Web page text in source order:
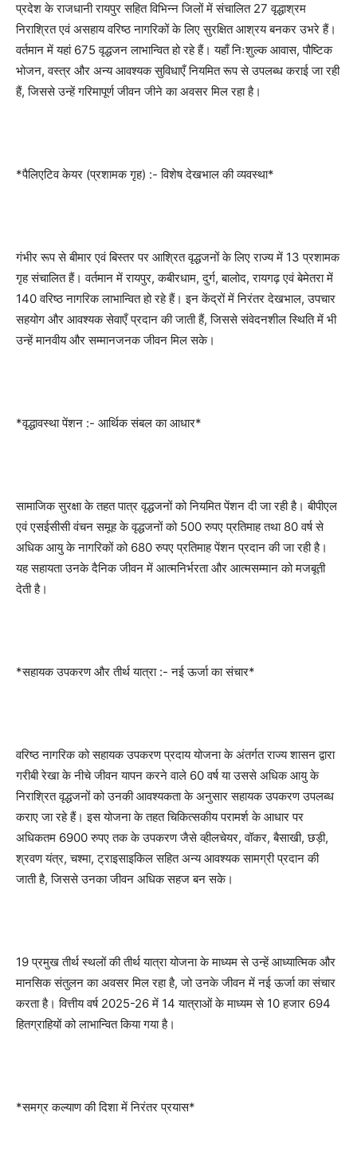
प्रदेश के राजधानी रायपुर सहित विभिन्न जिलों में संचालित 27 वृद्धाश्रम
निराश्रित एवं असहाय वरिष्ठ नागरिकों के लिए सुरक्षित आश्रय बनकर उभरे हैं।
वर्तमान में यहां 675 वृद्धजन लाभान्वित हो रहे हैं। यहाँ निःशुल्क आवास, पौष्टिक
भोजन, वस्त्र और अन्य आवश्यक सुविधाएँ नियमित रूप से उपलब्ध कराई जा रही
हैं, जिससे उन्हें गरिमापूर्ण जीवन जीने का अवसर मिल रहा है।
*पैलिएटिव केयर (प्रशामक गृह) :- विशेष देखभाल की व्यवस्था*
गंभीर रूप से बीमार एवं बिस्तर पर आश्रित वृद्धजनों के लिए राज्य में 13 प्रशामक
गृह संचालित हैं। वर्तमान में रायपुर, कबीरधाम, दुर्ग, बालोद, रायगढ़ एवं बेमेतरा में
140 वरिष्ठ नागरिक लाभान्वित हो रहे हैं। इन केंद्रों में निरंतर देखभाल, उपचार
सहयोग और आवश्यक सेवाएँ प्रदान की जाती हैं, जिससे संवेदनशील स्थिति में भी
उन्हें मानवीय और सम्मानजनक जीवन मिल सके।
*वृद्धावस्था पेंशन :- आर्थिक संबल का आधार*
सामाजिक सुरक्षा के तहत पात्र वृद्धजनों को नियमित पेंशन दी जा रही है। बीपीएल
एवं एसईसीसी वंचन समूह के वृद्धजनों को 500 रुपए प्रतिमाह तथा 80 वर्ष से
अधिक आयु के नागरिकों को 680 रुपए प्रतिमाह पेंशन प्रदान की जा रही है।
यह सहायता उनके दैनिक जीवन में आत्मनिर्भरता और आत्मसम्मान को मजबूती
देती है।
*सहायक उपकरण और तीर्थ यात्रा :- नई ऊर्जा का संचार*
वरिष्ठ नागरिक को सहायक उपकरण प्रदाय योजना के अंतर्गत राज्य शासन द्वारा
गरीबी रेखा के नीचे जीवन यापन करने वाले 60 वर्ष या उससे अधिक आयु के
निराश्रित वृद्धजनों को उनकी आवश्यकता के अनुसार सहायक उपकरण उपलब्ध
कराए जा रहे हैं। इस योजना के तहत चिकित्सकीय परामर्श के आधार पर
अधिकतम 6900 रुपए तक के उपकरण जैसे व्हीलचेयर, वॉकर, बैसाखी, छड़ी,
श्रवण यंत्र, चश्मा, ट्राइसाइकिल सहित अन्य आवश्यक सामग्री प्रदान की
जाती है, जिससे उनका जीवन अधिक सहज बन सके।
19 प्रमुख तीर्थ स्थलों की तीर्थ यात्रा योजना के माध्यम से उन्हें आध्यात्मिक और
मानसिक संतुलन का अवसर मिल रहा है, जो उनके जीवन में नई ऊर्जा का संचार
करता है। वित्तीय वर्ष 2025-26 में 14 यात्राओं के माध्यम से 10 हजार 694
हितग्राहियों को लाभान्वित किया गया है।
*समग्र कल्याण की दिशा में निरंतर प्रयास*